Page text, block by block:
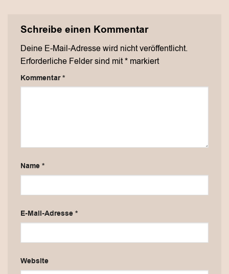
Schreibe einen Kommentar
Deine E-Mail-Adresse wird nicht veröffentlicht.
Erforderliche Felder sind mit* markiert
Kommentar*
Name*
E-Mail-Adresse*
Website